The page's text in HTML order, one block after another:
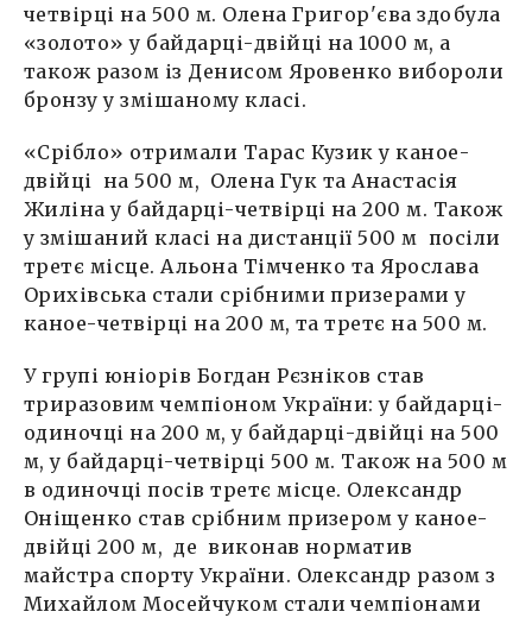
четвірці на 500 м. Олена Григор'єва здобула
«золото» у байдарці-двійці на 1000 м, а
також разом із Денисом Яровенко вибороли
бронзу у змішаному класі.
«Срібло» отримали Тарас Кузик у каное-
двійці на 500 м, Олена Гук та Анастасія
Жиліна у байдарці-четвірці на 200 м. Також
у змішаний класі на дистанції 500 м посіли
третє місце. Альона Тімченко та Ярослава
Орихівська стали срібними призерами у
каное-четвірці на 200 м, та третє на 500 м.
У групі юніорів Богдан Рєзніков став
триразовим чемпіоном України: у байдарці-
одиночці на 200 м, у байдарці-двійці на 500
м, у байдарці-четвірці 500 м. Також на 500 м
в одиночці посів третє місце. Олександр
Оніщенко став срібним призером у каное-
двійці 200 м, де виконав норматив
майстра спорту України. Олександр разом з
Михайлом Мосейчуком стали чемпіонами